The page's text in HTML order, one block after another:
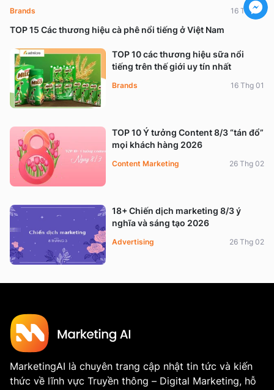
TOP 15 Các thương hiệu cà phê nổi tiếng ở Việt Nam
Brands 16 Thg 01
TOP 10 các thương hiệu sữa nổi
tiếng trên thế giới uy tín nhất
Brands 16 Thg 01
TOP 10 Ý tưởng Content 8/3 “tán đổ”
mọi khách hàng 2026
Content Marketing 26 Thg 02
18+ Chiến dịch marketing 8/3 ý
nghĩa và sáng tạo 2026
Advertising 26 Thg 02
MarketingAI là chuyên trang cập nhật tin tức và kiến
thức về lĩnh vực Truyền thông – Digital Marketing, hỗ